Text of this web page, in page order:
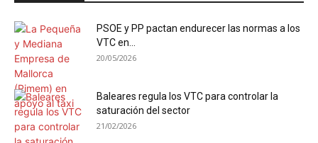
PSOE y PP pactan endurecer las normas a los
VTC en...
20/05/2026
Baleares regula los VTC para controlar la
saturación del sector
21/02/2026